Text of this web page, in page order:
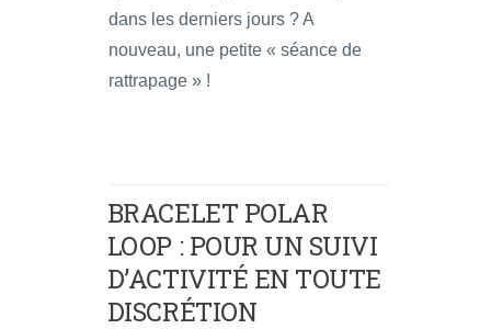
dans les derniers jours ? A
nouveau, une petite « séance de
rattrapage » !
BRACELET POLAR
LOOP : POUR UN SUIVI
D’ACTIVITÉ EN TOUTE
DISCRÉTION